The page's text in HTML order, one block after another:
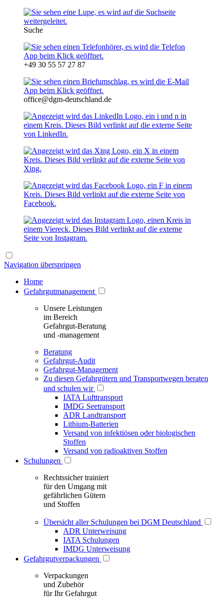
Suche
+49 30 55 57 27 87
office@dgm-deutschland.de
Navigation überspringen
Home
Gefahrgutmanagement
Unsere Leistungen
im Bereich
Gefahrgut-Beratung
und -management
Beratung
Gefahrgut-Audit
Gefahrgut-Management
Zu diesen Gefahrgütern und Transportwegen beraten
und schulen wir
IATA Lufttransport
IMDG Seetransport
ADR Landtransport
Lithium-Batterien
Versand von infektiösen oder biologischen
Stoffen
Versand von radioaktiven Stoffen
Schulungen
Rechtssicher trainiert
für den Umgang mit
gefährlichen Gütern
und Stoffen
Übersicht aller Schulungen bei DGM Deutschland
ADR Unterweisung
IATA Schulungen
IMDG Unterweisung
Gefahrgutverpackungen
Verpackungen
und Zubehör
für Ihr Gefahrgut